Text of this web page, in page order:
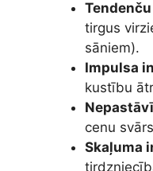
tirgus
sāniem).
Impulsa
kustību
cenu
Skaļuma